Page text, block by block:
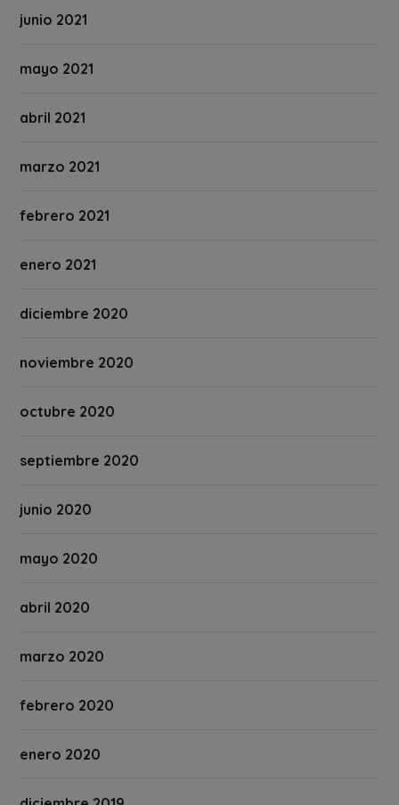
junio 2021
mayo 2021
abril 2021
marzo 2021
febrero 2021
enero 2021
diciembre 2020
noviembre 2020
octubre 2020
septiembre 2020
junio 2020
mayo 2020
abril 2020
marzo 2020
febrero 2020
enero 2020